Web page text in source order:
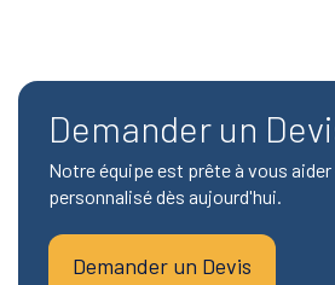
Demander un
Notre équipe est prête à vous
personnalisé dès aujourd'hui.
Demander un Devis